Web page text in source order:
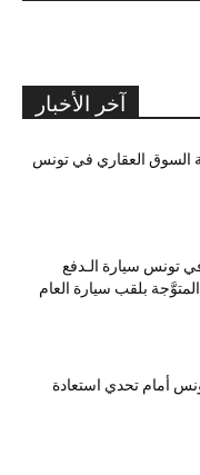
آخر الأخبار
العقاري في تونس
تونس سيارة الـدفع
الرباعي الكهربائي EV3 المتوَّجة بلقب سيارة العام
أمام تحدي استعادة